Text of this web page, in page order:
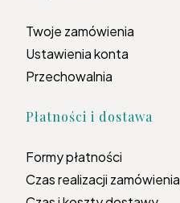
Twoje zamówienia
Ustawienia konta
Przechowalnia
Płatności i dostawa
Formy płatności
Czas realizacji zamówienia